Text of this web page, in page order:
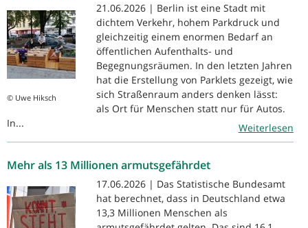
© Uwe Hiksch
21.06.2026 | Berlin ist eine Stadt mit
dichtem Verkehr, hohem Parkdruck und
gleichzeitig einem enormen Bedarf an
öffentlichen Aufenthalts- und
Begegnungsräumen. In den letzten Jahren
hat die Erstellung von Parklets gezeigt, wie
sich Straßenraum anders denken lässt:
als Ort für Menschen statt nur für Autos.
In...
Weiterlesen
Mehr als 13 Millionen armutsgefährdet
17.06.2026 | Das Statistische Bundesamt
hat berechnet, dass in Deutschland etwa
13,3 Millionen Menschen als